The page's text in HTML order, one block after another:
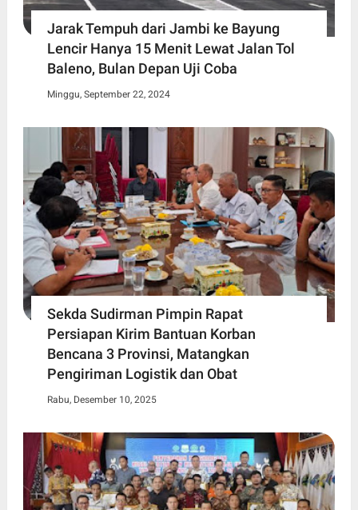
Jarak Tempuh dari Jambi ke Bayung
Lencir Hanya 15 Menit Lewat Jalan Tol
Baleno, Bulan Depan Uji Coba
Minggu, September 22, 2024
Sekda Sudirman Pimpin Rapat
Persiapan Kirim Bantuan Korban
Bencana 3 Provinsi, Matangkan
Pengiriman Logistik dan Obat
Rabu, Desember 10, 2025